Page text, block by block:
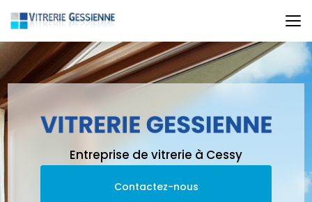
au
contenu
principal
Entreprise de vitrerie à Cessy
Contactez-nous